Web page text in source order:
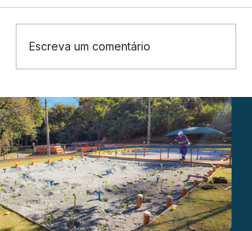
Escreva um comentário